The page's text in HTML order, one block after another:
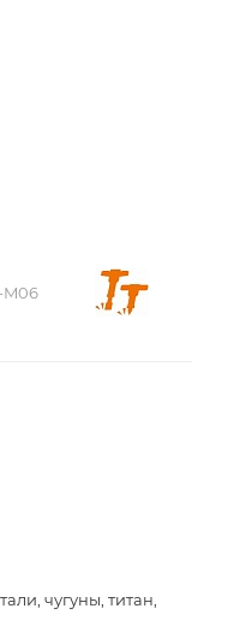
M06
чугуны, титан,